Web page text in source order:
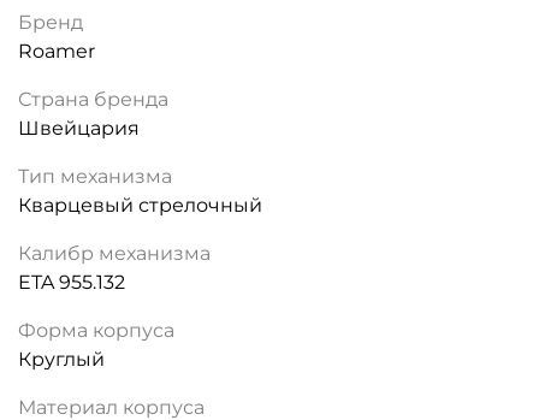
Бренд
Roamer
Страна бренда
Швейцария
Тип механизма
Кварцевый стрелочный
Калибр механизма
ETA 955.132
Форма корпуса
Круглый
Материал корпуса